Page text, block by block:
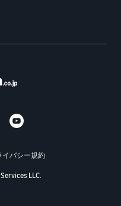
イバシー規約
LLC.